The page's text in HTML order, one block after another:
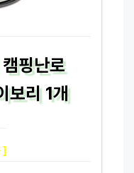
핑난로
리 1개
]